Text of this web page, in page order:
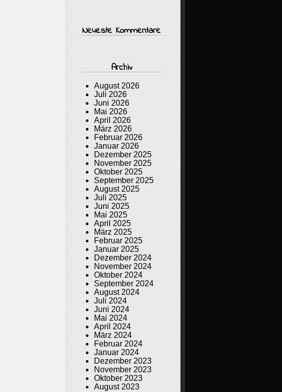
Neueste Kommentare
Archiv
August 2026
Juli 2026
Juni 2026
Mai 2026
April 2026
März 2026
Februar 2026
Januar 2026
Dezember 2025
November 2025
Oktober 2025
September 2025
August 2025
Juli 2025
Juni 2025
Mai 2025
April 2025
März 2025
Februar 2025
Januar 2025
Dezember 2024
November 2024
Oktober 2024
September 2024
August 2024
Juli 2024
Juni 2024
Mai 2024
April 2024
März 2024
Februar 2024
Januar 2024
Dezember 2023
November 2023
Oktober 2023
August 2023